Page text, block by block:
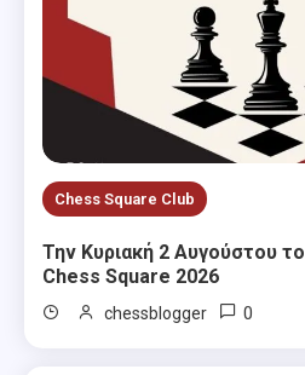
Chess Square Club
Την Κυριακή 2 Αυγούστου
Chess Square 2026
chessblogger 0